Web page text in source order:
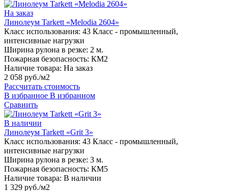
На заказ
Линолеум Tarkett «Melodia 2604»
Класс использования: 43 Класс - промышленный,
интенсивные нагрузки
Ширина рулона в резке: 2 м.
Пожарная безопасность: КМ2
Наличие товара: На заказ
2 058 руб./м2
Рассчитать стоимость
В избранное В избранном
Сравнить
В наличии
Линолеум Tarkett «Grit 3»
Класс использования: 43 Класс - промышленный,
интенсивные нагрузки
Ширина рулона в резке: 3 м.
Пожарная безопасность: КМ5
Наличие товара: В наличии
1 329 руб./м2